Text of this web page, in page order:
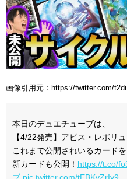
画像引用元：https://twitter.com/
本日のデュエチューブは、
【4/22発売】アビス・レボリ
これまで公開されいるカード
新カードも公開！ https://t.co/